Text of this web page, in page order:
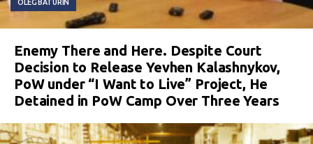
OLEG BATURIN
Enemy There and Here. Despite Court
Decision to Release Yevhen Kalashnykov,
PoW under “I Want to Live” Project, He
Detained in PoW Camp Over Three Years